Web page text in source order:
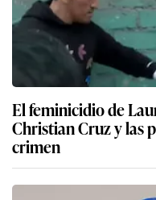
El feminicidio de
Christian Cruz y las
crimen